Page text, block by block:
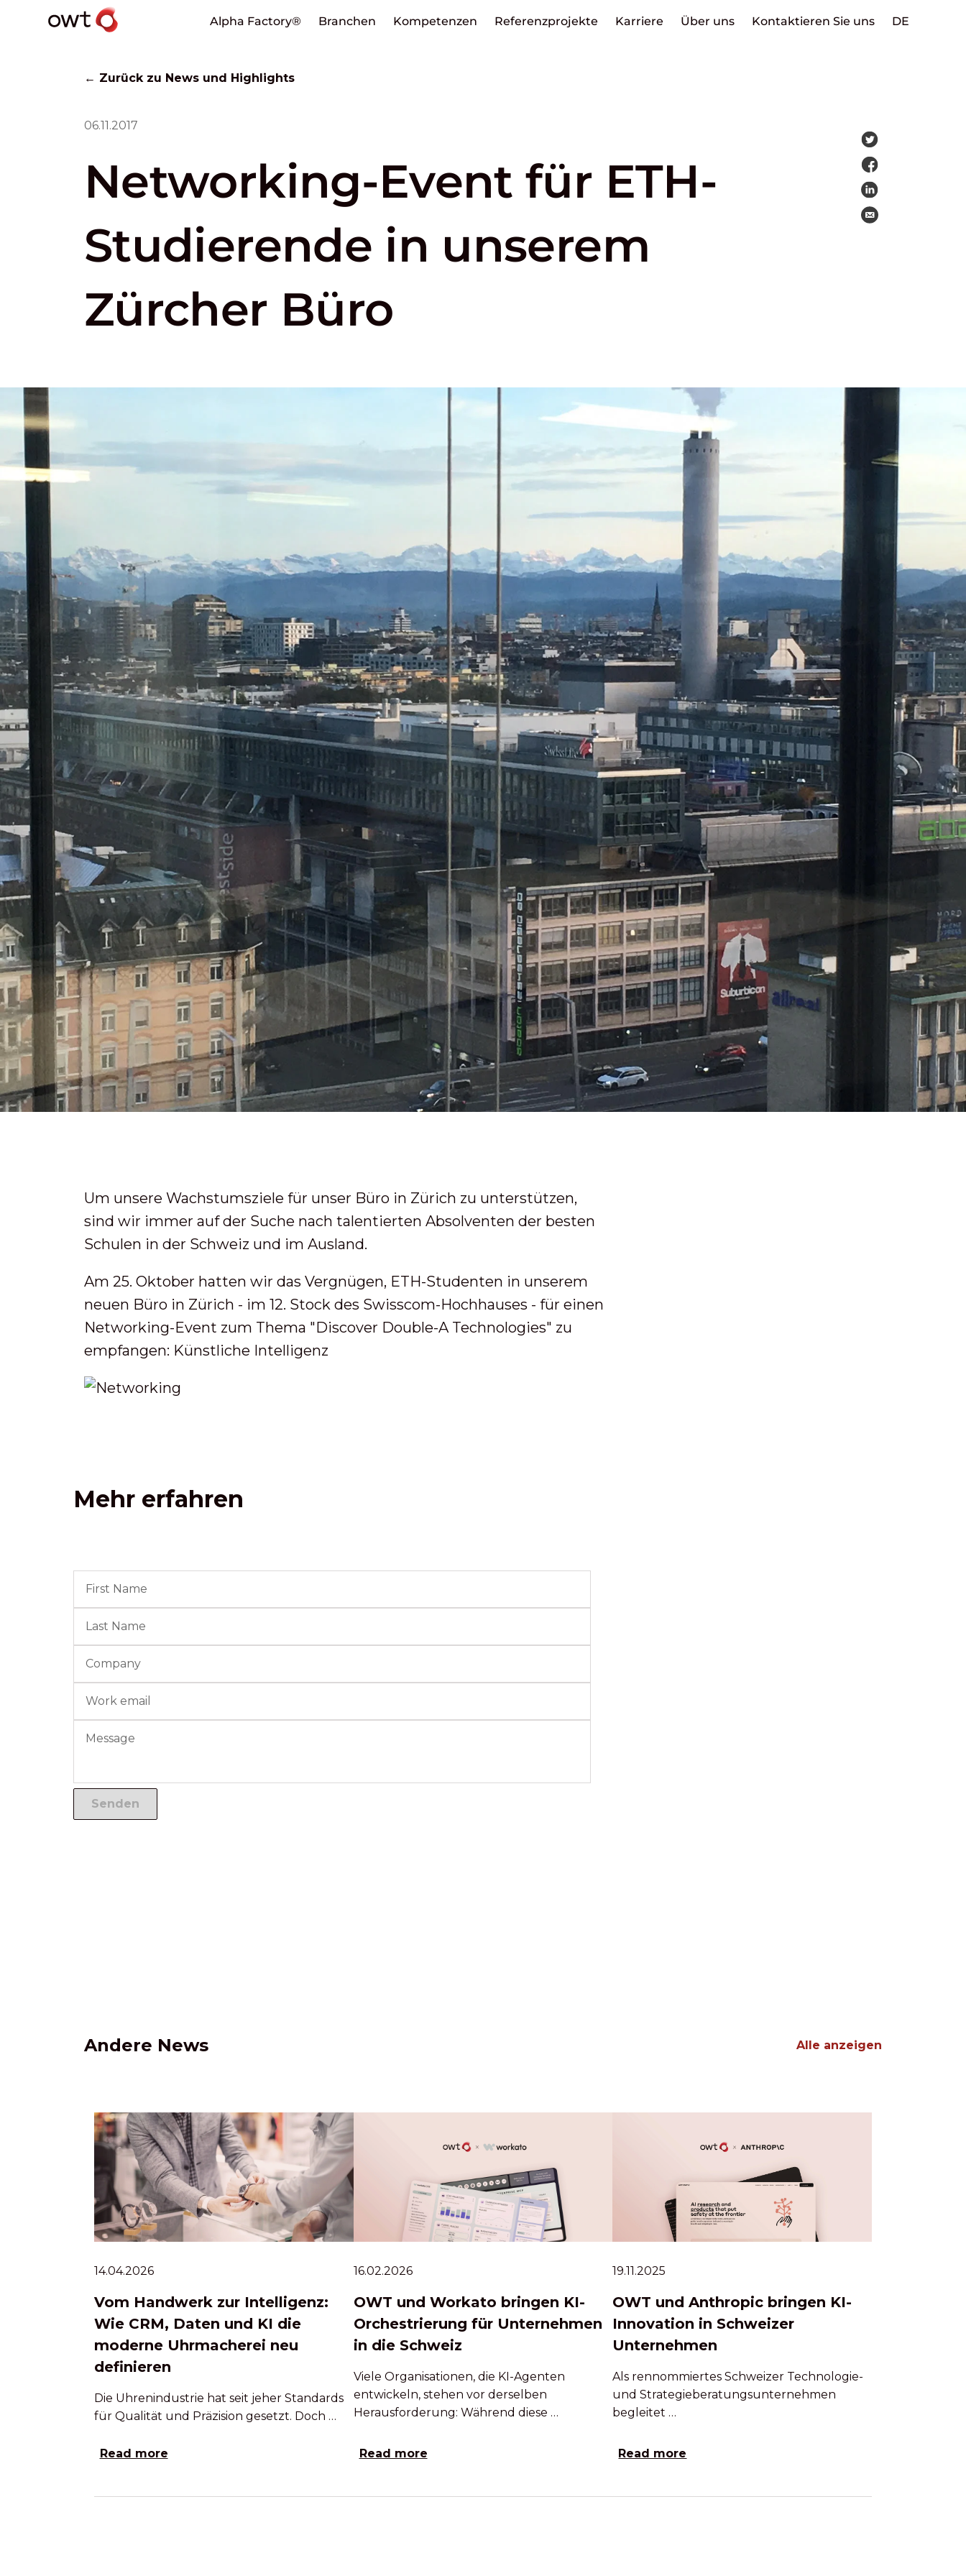
Alpha Factory® Branchen Kompetenzen Referenzprojekte Karriere Über uns Kontaktieren Sie uns DE
← Zurück zu News und Highlights
06.11.2017
Networking-Event für ETH-
Studierende in unserem
Zürcher Büro
Um unsere Wachstumsziele für unser Büro in Zürich zu unterstützen,
sind wir immer auf der Suche nach talentierten Absolventen der besten
Schulen in der Schweiz und im Ausland.
Am 25. Oktober hatten wir das Vergnügen, ETH-Studenten in unserem
neuen Büro in Zürich - im 12. Stock des Swisscom-Hochhauses - für einen
Networking-Event zum Thema "Discover Double-A Technologies" zu
empfangen: Künstliche Intelligenz
Mehr erfahren
Andere News Alle anzeigen
14.04.2026
Vom Handwerk zur Intelligenz:
Wie CRM, Daten und KI die
moderne Uhrmacherei neu
definieren
Die Uhrenindustrie hat seit jeher Standards
für Qualität und Präzision gesetzt. Doch …
Read more
16.02.2026
OWT und Workato bringen KI-
Orchestrierung für Unternehmen
in die Schweiz
Viele Organisationen, die KI-Agenten
entwickeln, stehen vor derselben
Herausforderung: Während diese …
Read more
19.11.2025
OWT und Anthropic bringen KI-
Innovation in Schweizer
Unternehmen
Als rennommiertes Schweizer Technologie-
und Strategieberatungsunternehmen
begleitet …
Read more